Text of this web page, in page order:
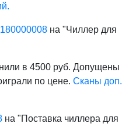
на "Чиллер для
в 4500 руб. Допущены
по цене. Сканы доп.
на "Поставка чиллера для